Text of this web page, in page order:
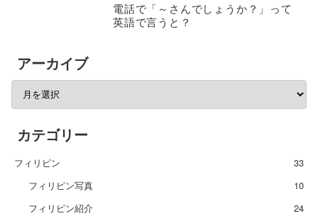
電話で「～さんでしょうか？」って
英語で言うと？
アーカイブ
カテゴリー
フィリピン
33
フィリピン写真
10
フィリピン紹介
24